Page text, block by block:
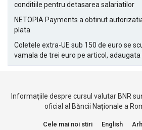
conditiile pentru detasarea salariatilor
NETOPIA Payments a obtinut
plata
Coletele extra-UE sub 150 de euro se
vamala de trei euro pe articol,
Informațiile despre cursul valutar BNR
oficial al Băncii Naționale a
Cele mai noi stiri English